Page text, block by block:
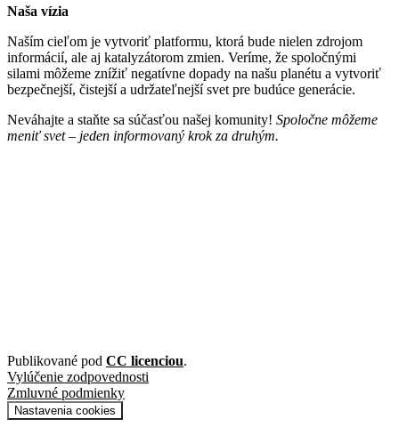
Naša vízia
Naším cieľom je vytvoriť platformu, ktorá bude nielen zdrojom
informácií, ale aj katalyzátorom zmien. Veríme, že spoločnými
silami môžeme znížiť negatívne dopady na našu planétu a vytvoriť
bezpečnejší, čistejší a udržateľnejší svet pre budúce generácie.
Neváhajte a staňte sa súčasťou našej komunity! Spoločne môžeme
meniť svet – jeden informovaný krok za druhým.
Publikované pod CC licenciou.
Vylúčenie zodpovednosti
Zmluvné podmienky
Nastavenia cookies